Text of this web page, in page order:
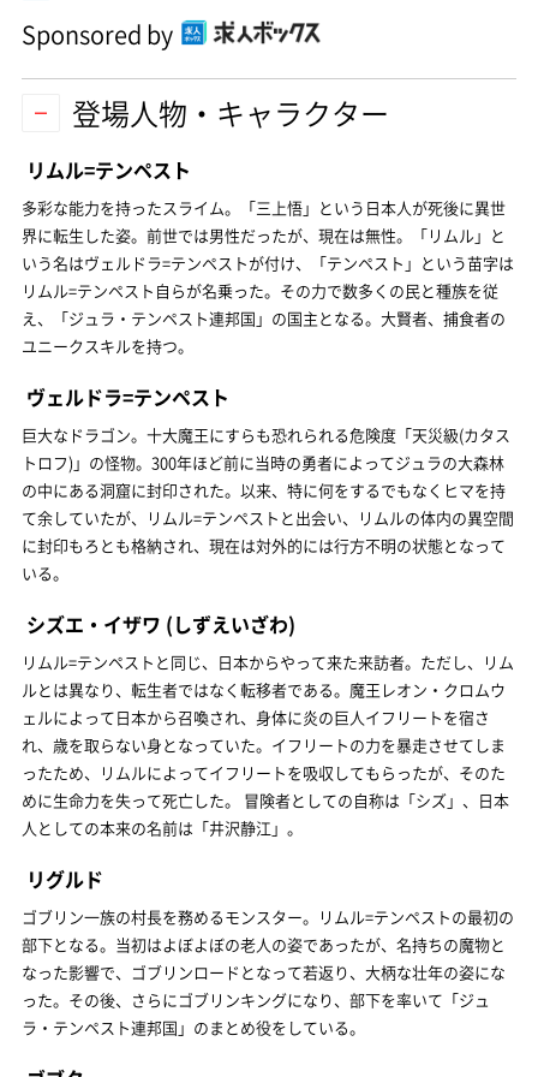
Sponsored by
登場人物・キャラクター
リムル=テンペスト
多彩な能力を持ったスライム。「三上悟」という日本人が死後に異世
界に転生した姿。前世では男性だったが、現在は無性。「リムル」と
いう名はヴェルドラ=テンペストが付け、「テンペスト」という苗字は
リムル=テンペスト自らが名乗った。その力で数多くの民と種族を従
え、「ジュラ・テンペスト連邦国」の国主となる。大賢者、捕食者の
ユニークスキルを持つ。
ヴェルドラ=テンペスト
巨大なドラゴン。十大魔王にすらも恐れられる危険度「天災級(カタス
トロフ)」の怪物。300年ほど前に当時の勇者によってジュラの大森林
の中にある洞窟に封印された。以来、特に何をするでもなくヒマを持
て余していたが、リムル=テンペストと出会い、リムルの体内の異空間
に封印もろとも格納され、現在は対外的には行方不明の状態となって
いる。
シズエ・イザワ (しずえいざわ)
リムル=テンペストと同じ、日本からやって来た来訪者。ただし、リム
ルとは異なり、転生者ではなく転移者である。魔王レオン・クロムウ
ェルによって日本から召喚され、身体に炎の巨人イフリートを宿さ
れ、歳を取らない身となっていた。イフリートの力を暴走させてしま
ったため、リムルによってイフリートを吸収してもらったが、そのた
めに生命力を失って死亡した。 冒険者としての自称は「シズ」、日本
人としての本来の名前は「井沢静江」。
リグルド
ゴブリン一族の村長を務めるモンスター。リムル=テンペストの最初の
部下となる。当初はよぼよぼの老人の姿であったが、名持ちの魔物と
なった影響で、ゴブリンロードとなって若返り、大柄な壮年の姿にな
った。その後、さらにゴブリンキングになり、部下を率いて「ジュ
ラ・テンペスト連邦国」のまとめ役をしている。